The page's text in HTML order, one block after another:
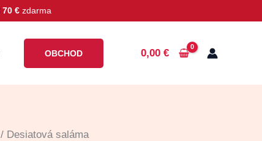
70 € zdarma
OBCHOD 0,00 €
/ Desiatová saláma